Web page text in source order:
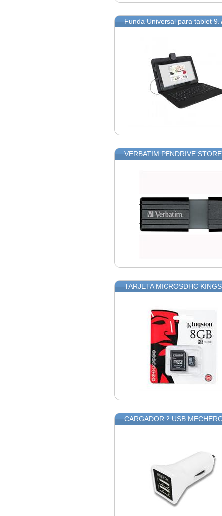
Funda Universal para tablet
VERBATIM PENDRIVE
TARJETA MICROSDHC
CARGADOR 2 USB